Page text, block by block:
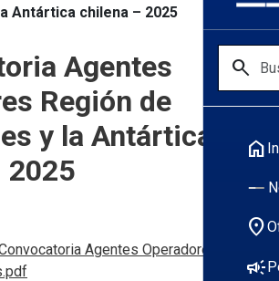
search
home
location_on
campaign
Antártica chilena – 2025
Agentes
Región de
y la Antártica
2025
Agentes Operadores Region